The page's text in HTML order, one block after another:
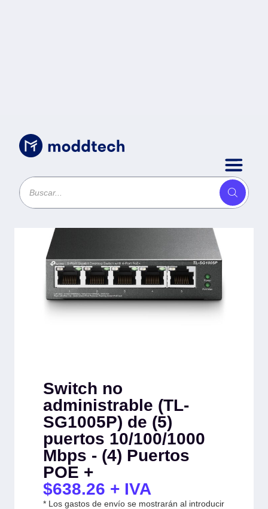
Red Activa/Switch no administrable (TL-
10/100/1000 Mbps - (4) Puertos POE
Switch no
administrable (TL-
SG1005P) de (5)
puertos 10/100/1000
Mbps - (4) Puertos
POE +
$638.26 + IVA
* Los gastos de envío se mostrarán al introducir